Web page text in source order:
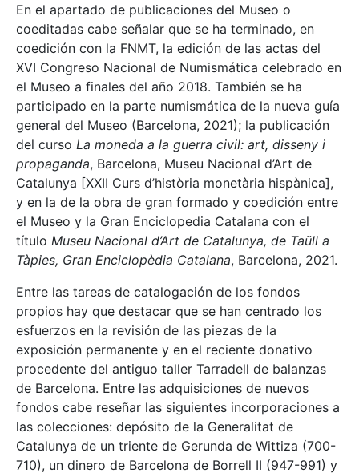
En el apartado de publicaciones del Museo o
coeditadas cabe señalar que se ha terminado, en
coedición con la FNMT, la edición de las actas del
XVI Congreso Nacional de Numismática celebrado en
el Museo a finales del año 2018. También se ha
participado en la parte numismática de la nueva guía
general del Museo (Barcelona, 2021); la publicación
del curso La moneda a la guerra civil: art, disseny i
propaganda, Barcelona, Museu Nacional d’Art de
Catalunya [XXII Curs d’història monetària hispànica],
y en la de la obra de gran formado y coedición entre
el Museo y la Gran Enciclopedia Catalana con el
título Museu Nacional d’Art de Catalunya, de Taüll a
Tàpies, Gran Enciclopèdia Catalana, Barcelona, 2021.
Entre las tareas de catalogación de los fondos
propios hay que destacar que se han centrado los
esfuerzos en la revisión de las piezas de la
exposición permanente y en el reciente donativo
procedente del antiguo taller Tarradell de balanzas
de Barcelona. Entre las adquisiciones de nuevos
fondos cabe reseñar las siguientes incorporaciones a
las colecciones: depósito de la Generalitat de
Catalunya de un triente de Gerunda de Wittiza (700-
710), un dinero de Barcelona de Borrell II (947-991) y